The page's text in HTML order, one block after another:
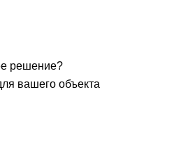
решение?
вашего объекта